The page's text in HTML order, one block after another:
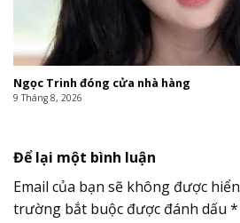
Ngọc Trinh đóng cửa nhà hàng
9 Tháng 8, 2026
Để lại một bình luận
Email của bạn sẽ không được
trường bắt buộc được đánh dấu *